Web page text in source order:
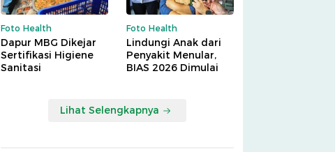
Foto Health
Dapur MBG Dikejar
Sertifikasi Higiene
Sanitasi
Foto Health
Lindungi Anak dari
Penyakit Menular,
BIAS 2026 Dimulai
Lihat Selengkapnya